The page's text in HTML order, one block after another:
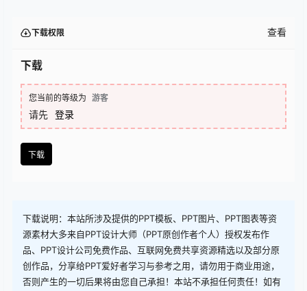
下载权限 查看
下载
您当前的等级为 游客
请先 登录
下载
下载说明：本站所涉及提供的PPT模板、PPT图片、PPT图表等资
源素材大多来自PPT设计大师（PPT原创作者个人）授权发布作
品、PPT设计公司免费作品、互联网免费共享资源精选以及部分原
创作品，分享给PPT爱好者学习与参考之用，请勿用于商业用途，
否则产生的一切后果将由您自己承担！本站不承担任何责任！如有